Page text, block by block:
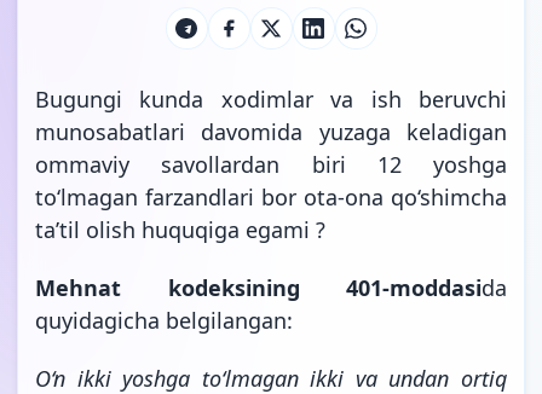
Bugungi kunda xodimlar va ish beruvchi
munosabatlari davomida yuzaga keladigan
ommaviy savollardan biri 12 yoshga
to‘lmagan farzandlari bor ota-ona qo‘shimcha
ta’til olish huquqiga egami ?
Mehnat kodeksining 401-moddasida
quyidagicha belgilangan:
O‘n ikki yoshga to‘lmagan ikki va undan ortiq